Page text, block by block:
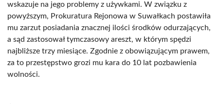
wskazuje na jego problemy z używkami. W związku z
powyższym, Prokuratura Rejonowa w Suwałkach postawiła
mu zarzut posiadania znacznej ilości środków odurzających,
a sąd zastosował tymczasowy areszt, w którym spędzi
najbliższe trzy miesiące. Zgodnie z obowiązującym prawem,
za to przestępstwo grozi mu kara do 10 lat pozbawienia
wolności.